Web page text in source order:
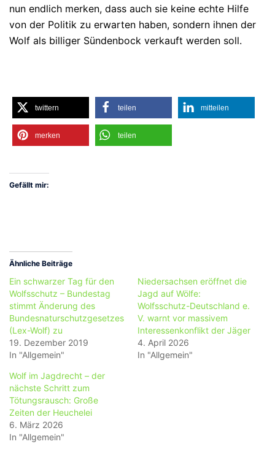
nun endlich merken, dass auch sie keine echte Hilfe
von der Politik zu erwarten haben, sondern ihnen der
Wolf als billiger Sündenbock verkauft werden soll.
twittern teilen mitteilen
merken teilen
Gefällt mir:
Ähnliche Beiträge
Ein schwarzer Tag für den
Wolfsschutz – Bundestag
stimmt Änderung des
Bundesnaturschutzgesetzes
(Lex-Wolf) zu
19. Dezember 2019
In "Allgemein"
Niedersachsen eröffnet die
Jagd auf Wölfe:
Wolfsschutz-Deutschland e.
V. warnt vor massivem
Interessenkonflikt der Jäger
4. April 2026
In "Allgemein"
Wolf im Jagdrecht – der
nächste Schritt zum
Tötungsrausch: Große
Zeiten der Heuchelei
6. März 2026
In "Allgemein"